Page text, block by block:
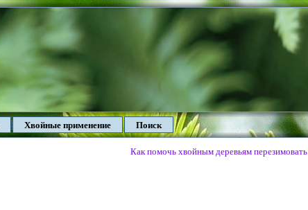
Хвойные применение Поиск
Как помочь хвойным деревьям перезимовать